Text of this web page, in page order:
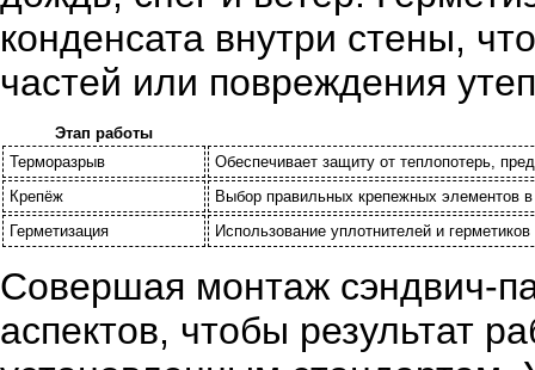
конденсата внутри стены,
частей или повреждения
Этап работы
Терморазрыв
Обеспечивает защиту от теплопотерь,
Крепёж
Выбор правильных крепежных элементов
Герметизация
Использование уплотнителей и
Совершая монтаж сэндвич-
аспектов, чтобы результат